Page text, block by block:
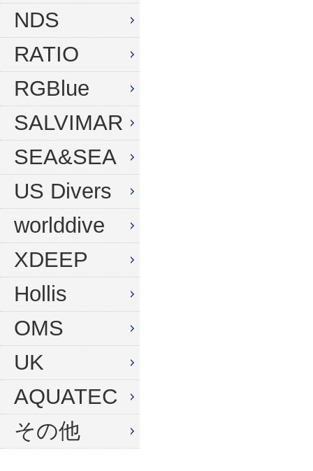
NDS
RATIO
RGBlue
SALVIMAR
SEA&SEA
US Divers
worlddive
XDEEP
Hollis
OMS
UK
AQUATEC
その他